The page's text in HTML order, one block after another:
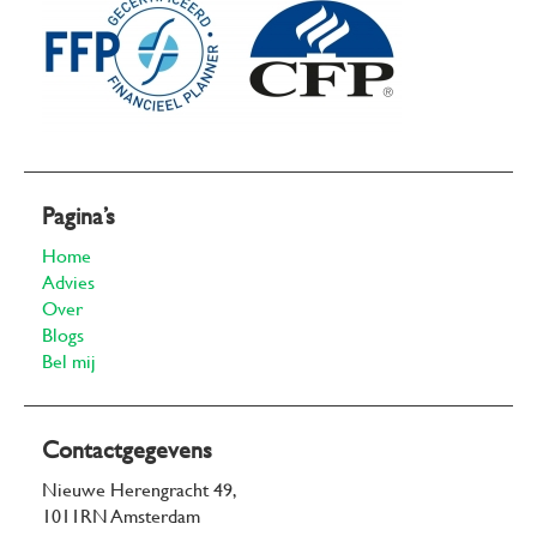
Pagina’s
Home
Advies
Over
Blogs
Bel mij
Contactgegevens
Nieuwe Herengracht 49,
1011RN Amsterdam